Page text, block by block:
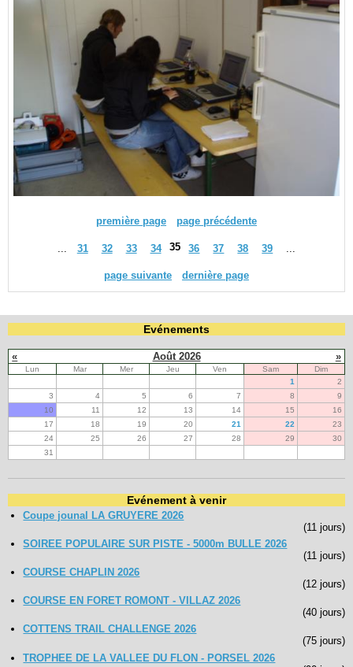
première page page précédente
31 32 33 34 35 36 37 38 39
page suivante dernière page
Evénements
« Août 2026 »
Lun Mar Mer Jeu Ven Sam
Dim
1
2
3
4 5 6 7 8
9
10
11 12 13 14 15
16
17
18 19 20 21 22
23
24
25 26 27 28 29
30
31
Evénement à venir
Coupe jounal LA GRUYERE 2026
(11 jours)
SOIREE POPULAIRE SUR PISTE - 5000m BULLE 2026
(11 jours)
COURSE CHAPLIN 2026
(12 jours)
COURSE EN FORET ROMONT - VILLAZ 2026
(40 jours)
COTTENS TRAIL CHALLENGE 2026
(75 jours)
TROPHEE DE LA VALLEE DU FLON - PORSEL 2026